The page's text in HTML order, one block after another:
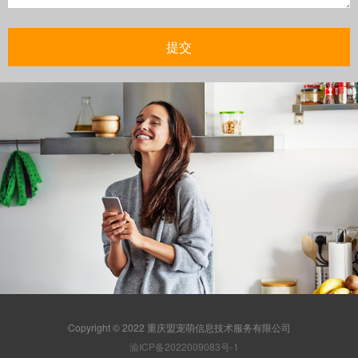
Copyright © 2022 重庆盟宠萌信息技术服务有限公司
渝ICP备2022009083号-1